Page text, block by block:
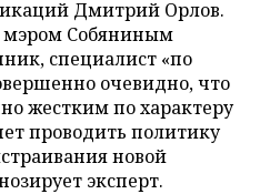
Дмитрий Орлов.
мэром Собяниным
специалист «по
очевидно, что
жестким по характеру
проводить политику
новой
эксперт.